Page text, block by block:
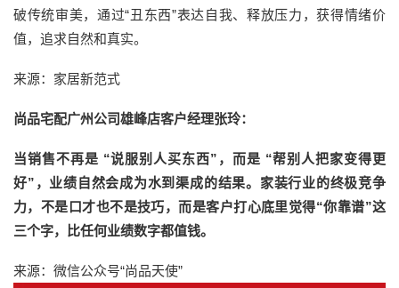
破传统审美，通过“丑东西”表达自我、释放压力，获得情绪价
值，追求自然和真实。
来源：家居新范式
尚品宅配广州公司雄峰店客户经理张玲：
当销售不再是 “说服别人买东西”，而是 “帮别人把家变得更
好”，业绩自然会成为水到渠成的结果。家装行业的终极竞争
力，不是口才也不是技巧，而是客户打心底里觉得“你靠谱”这
三个字，比任何业绩数字都值钱。
来源：微信公众号“尚品天使”